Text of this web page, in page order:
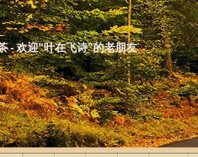
- 欢迎"叶在飞诗"的老朋友